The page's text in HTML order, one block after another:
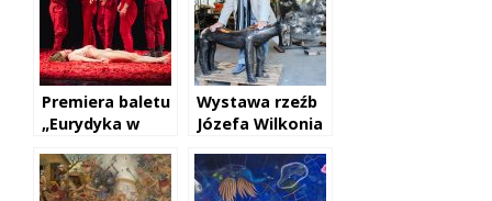
Premiera baletu
„Eurydyka w
Wystawa rzeźb
Józefa Wilkonia